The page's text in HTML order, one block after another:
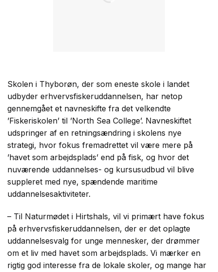
Skolen i Thyborøn, der som eneste skole i landet
udbyder erhvervsfiskeruddannelsen, har netop
gennemgået et navneskifte fra det velkendte
’Fiskeriskolen’ til ’North Sea College’. Navneskiftet
udspringer af en retningsændring i skolens nye
strategi, hvor fokus fremadrettet vil være mere på
’havet som arbejdsplads’ end på fisk, og hvor det
nuværende uddannelses- og kursusudbud vil blive
suppleret med nye, spændende maritime
uddannelsesaktiviteter.
– Til Naturmødet i Hirtshals, vil vi primært have fokus
på erhvervsfiskeruddannelsen, der er det oplagte
uddannelsesvalg for unge mennesker, der drømmer
om et liv med havet som arbejdsplads. Vi mærker en
rigtig god interesse fra de lokale skoler, og mange har